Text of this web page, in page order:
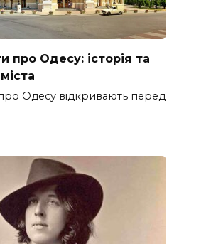
про Одесу: історія та
про Одесу відкривають перед